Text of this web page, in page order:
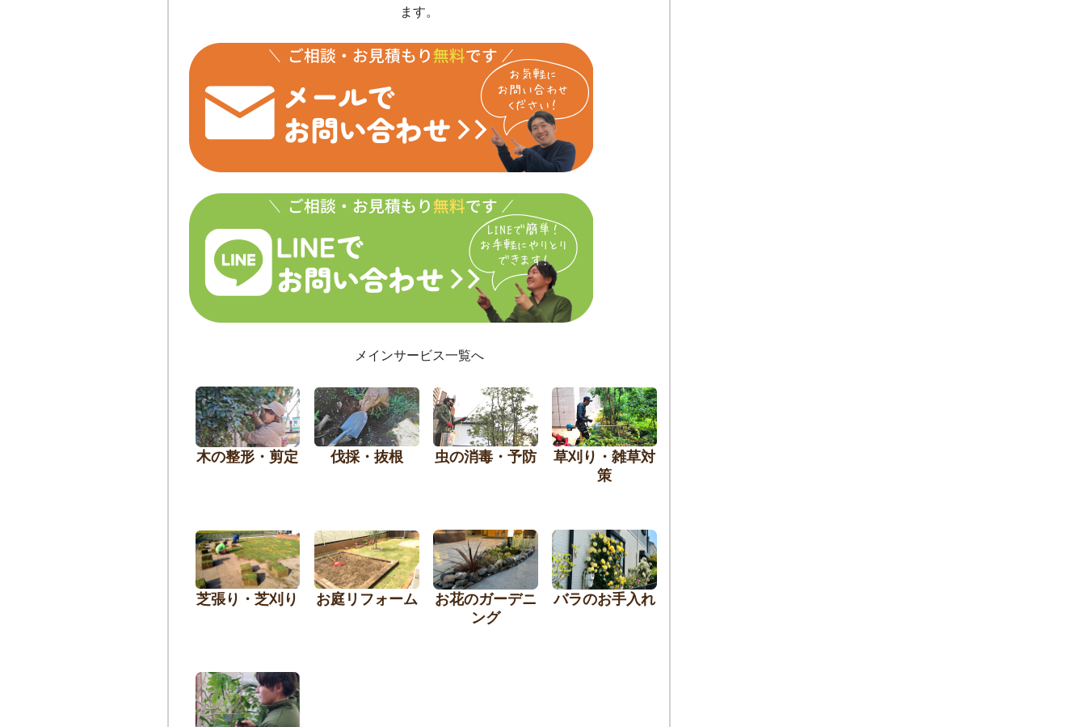
ます。
メインサービス一覧へ
木の整形・剪定 伐採・抜根 虫の消毒・予防
草刈り・雑草対
策
芝張り・芝刈り お庭リフォーム
お花のガーデニ
ング
バラのお手入れ